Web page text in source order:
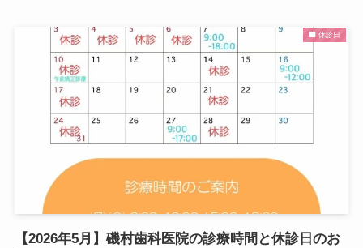
休診日
【2026年5月】磯村歯科医院の診療時間と休診日のお